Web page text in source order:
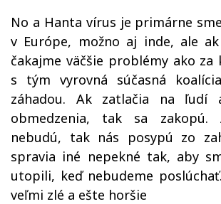
No a Hanta vírus je primárne
v Európe, možno aj inde, ale
čakajme väčšie problémy ako za
s tým vyrovná súčasná
záhadou. Ak zatlačia na
obmedzenia, tak sa
nebudú, tak nás posypú zo
spravia iné nepekné tak, aby
utopili, keď nebudeme
veľmi zlé a ešte horšie